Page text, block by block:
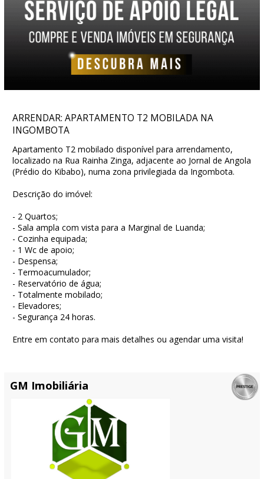
ARRENDAR: APARTAMENTO T2 MOBILADA NA
INGOMBOTA
Apartamento T2 mobilado disponível para arrendamento,
localizado na Rua Rainha Zinga, adjacente ao Jornal de Angola
(Prédio do Kibabo), numa zona privilegiada da Ingombota.
Descrição do imóvel:
- 2 Quartos;
- Sala ampla com vista para a Marginal de Luanda;
- Cozinha equipada;
- 1 Wc de apoio;
- Despensa;
- Termoacumulador;
- Reservatório de água;
- Totalmente mobilado;
- Elevadores;
- Segurança 24 horas.
Entre em contato para mais detalhes ou agendar uma visita!
GM Imobiliária